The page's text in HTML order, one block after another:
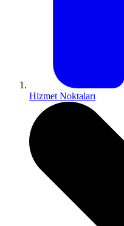
Hizmet Noktaları